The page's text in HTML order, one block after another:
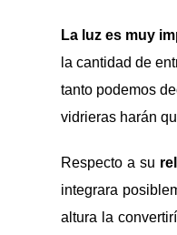
La luz es muy
la cantidad de
tanto podemos
vidrieras harán
Respecto a su
integrara
altura la